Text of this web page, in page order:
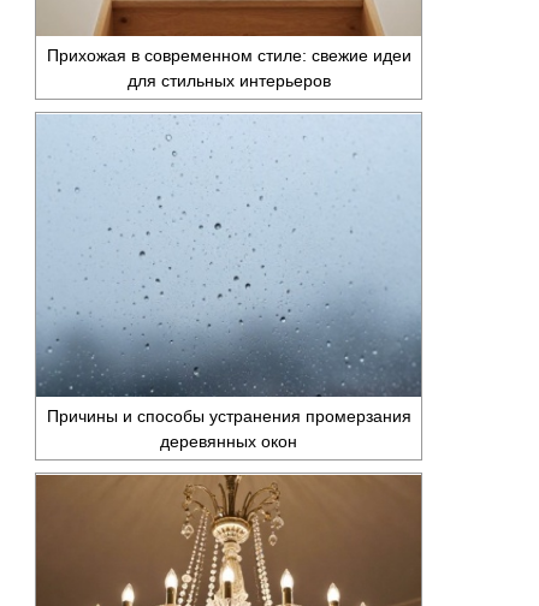
Прихожая в современном стиле: свежие идеи
для стильных интерьеров
Причины и способы устранения промерзания
деревянных окон